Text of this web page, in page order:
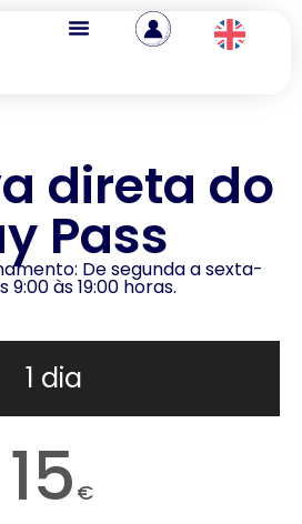
direta do
Pass
De segunda a sexta-
9:00 às 19:00 horas.
1 dia
15 €